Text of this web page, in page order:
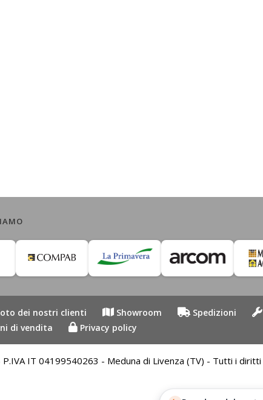
dei nostri clienti Showroom Spedizioni
di vendita
Privacy policy
IT 04199540263 - Meduna di Livenza (TV) - Tutti i